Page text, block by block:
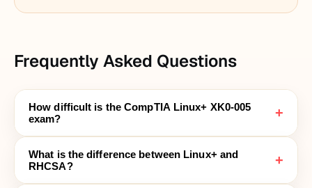
Frequently Asked Questions
How difficult is the CompTIA Linux+ XK0-005
exam?
+
What is the difference between Linux+ and
RHCSA?
+